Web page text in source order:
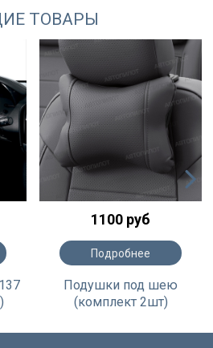
ТОВАРЫ
1100 руб
Подробнее
Подушки под шею
(комплект 2шт)